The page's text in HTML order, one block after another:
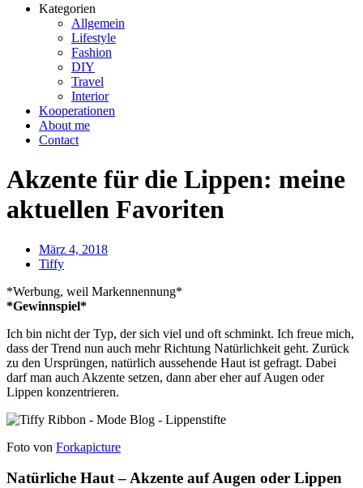
Kategorien
Allgemein
Lifestyle
Fashion
DIY
Travel
Interior
Kooperationen
About me
Contact
Akzente für die Lippen: meine
aktuellen Favoriten
März 4, 2018
Tiffy
*Werbung, weil Markennennung*
*Gewinnspiel*
Ich bin nicht der Typ, der sich viel und oft schminkt. Ich freue mich,
dass der Trend nun auch mehr Richtung Natürlichkeit geht. Zurück
zu den Ursprüngen, natürlich aussehende Haut ist gefragt. Dabei
darf man auch Akzente setzen, dann aber eher auf Augen oder
Lippen konzentrieren.
Foto von Forkapicture
Natürliche Haut – Akzente auf Augen oder Lippen